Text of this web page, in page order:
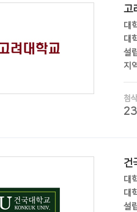
고
대
대
설
지
첨
건
대
대
설